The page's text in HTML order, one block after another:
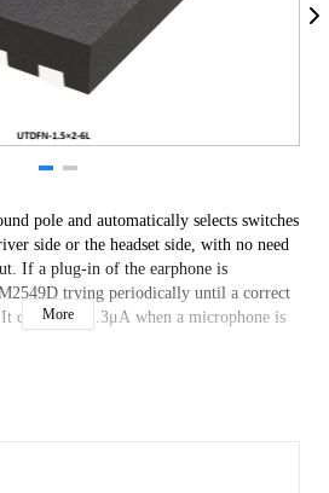
pole and automatically selects switches
side or the headset side, with no need
If a plug-in of the earphone is
trying periodically until a correct
consumes 1.3μA when a microphone is
More